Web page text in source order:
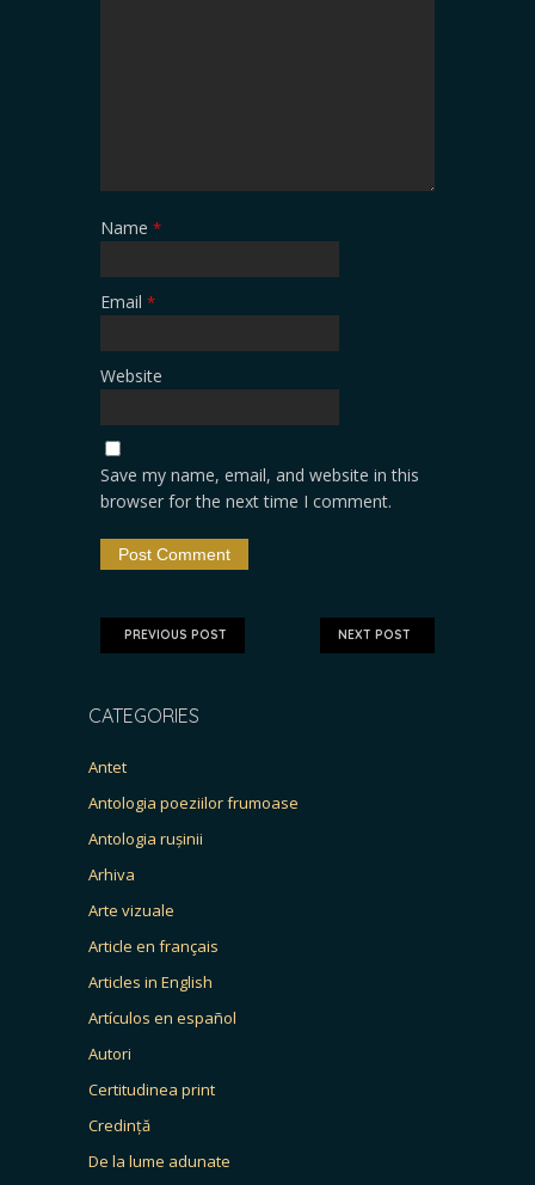
Name *
Email *
Website
Save my name, email, and website in this
browser for the next time I comment.
NEXT POST
PREVIOUS POST
CATEGORIES
Antet
Antologia poeziilor frumoase
Antologia rușinii
Arhiva
Arte vizuale
Article en français
Articles in English
Artículos en español
Autori
Certitudinea print
Credință
De la lume adunate